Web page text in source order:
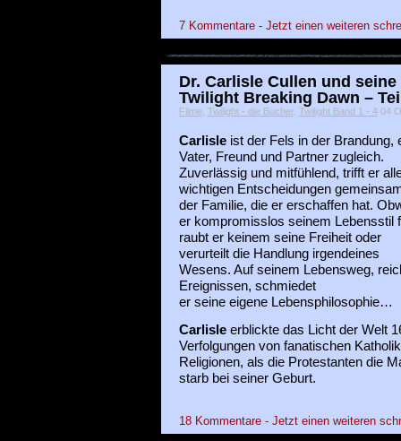
7 Kommentare - Jetzt einen weiteren
Dr. Carlisle Cullen und
Twilight Breaking Dawn –
Filme, Twilight - die Bücher, Twilight Band 1 - 404
Carlisle ist der Fels in der Brandung,
Vater, Freund und Partner zugleich.
Zuverlässig und mitfühlend, trifft er
wichtigen Entscheidungen
der Familie, die er erschaffen hat.
er kompromisslos seinem Lebensstil
raubt er keinem seine Freiheit oder
verurteilt die Handlung irgendeines
Wesens. Auf seinem Lebensweg,
Ereignissen, schmiedet
er seine eigene Lebensphilosophie…
Carlisle erblickte das Licht der Welt
Verfolgungen von fanatischen
Religionen, als die Protestanten die
starb bei seiner Geburt.
18 Kommentare - Jetzt einen weiteren